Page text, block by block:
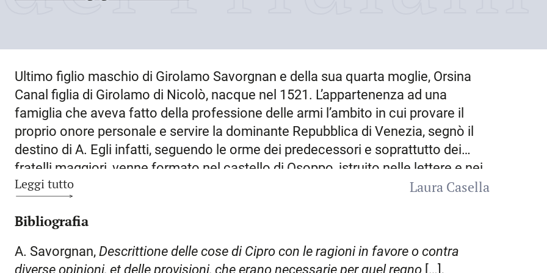
Ultimo figlio maschio di Girolamo Savorgnan e della sua quarta moglie, Orsina
Canal figlia di Girolamo di Nicolò, nacque nel 1521 . L’appartenenza ad una
famiglia che aveva fatto della professione delle armi l’ambito in cui provare il
proprio onore personale e servire la dominante Repubblica di Venezia, segnò il
destino di A. Egli infatti, seguendo le orme dei predecessori e soprattutto dei
fratelli maggiori, venne formato nel castello di Osoppo, istruito nelle lettere e nei
buoni costumi da illustri precettori – anche se non forse il Giano (Giovanni)
educazione dei figli». Al pari del fratello Mario e di molti giovani feudatari
mantovana dei Gonzaga, con i quali i Savorgnan intrattenevano stabili e stretti
Leggi tutto
Laura Casella
Bibliografia
A. Savorgnan, Descrittione delle cose di Cipro con le ragioni in favore o contra
diverse opinioni, et delle provisioni, che erano necessarie per quel regno […],